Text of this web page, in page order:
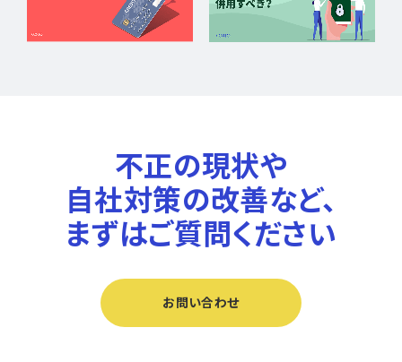
不正の現状や
自社対策の改善など、
まずはご質問ください
お問い合わせ